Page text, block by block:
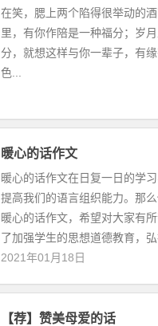
在笑，腮上两个陷得很举动的
里，有你作陪是一种福分；岁
分，就想这样与你一辈子，有
色...
暖心的话作文
暖心的话作文在日复一日的学
提高我们的语言组织能力。那
暖心的话作文，希望对大家有
了加强学生的思想道德教育，
2021年01月18日
【荐】赞美母爱的话